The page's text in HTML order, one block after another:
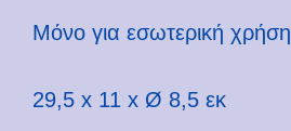
Μόνο για εσωτερική χρήση
29,5 x 11 x Ø 8,5 εκ